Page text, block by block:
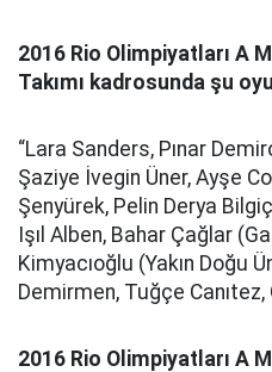
2016 Rio Olimpiyatları A
Takımı kadrosunda şu
“Lara Sanders, Pınar
Şaziye İvegin Üner, Ayşe
Şenyürek, Pelin Derya
Işıl Alben, Bahar Çağlar
Kimyacıoğlu (Yakın Doğu
Demirmen, Tuğçe Canıtez,
2016 Rio Olimpiyatları A